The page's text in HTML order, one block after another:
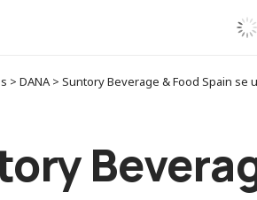
> DANA > Suntory Beverage & Food Spain se